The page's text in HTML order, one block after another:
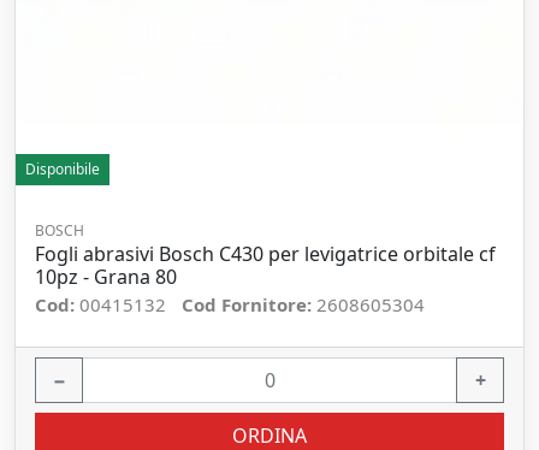
Disponibile
BOSCH
Fogli abrasivi Bosch C430 per levigatrice orbitale cf
10pz - Grana 80
Cod: 00415132 Cod Fornitore: 2608605304
− +
ORDINA